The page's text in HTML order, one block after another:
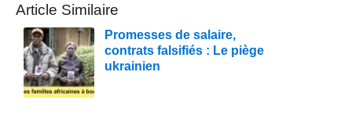
Article Similaire
Promesses de salaire,
contrats falsifiés : Le piège
ukrainien